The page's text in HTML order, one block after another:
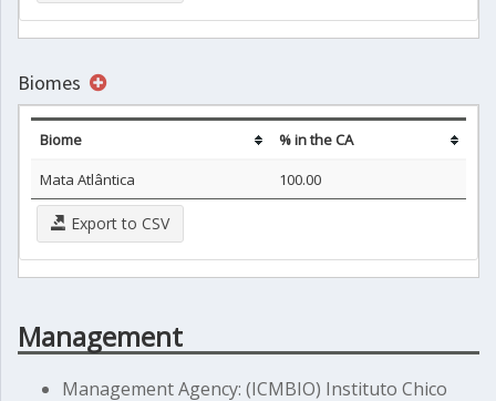
Biomes
Biome
% in the CA
Mata Atlântica
100.00
Export to CSV
Management
Management Agency: (ICMBIO) Instituto Chico